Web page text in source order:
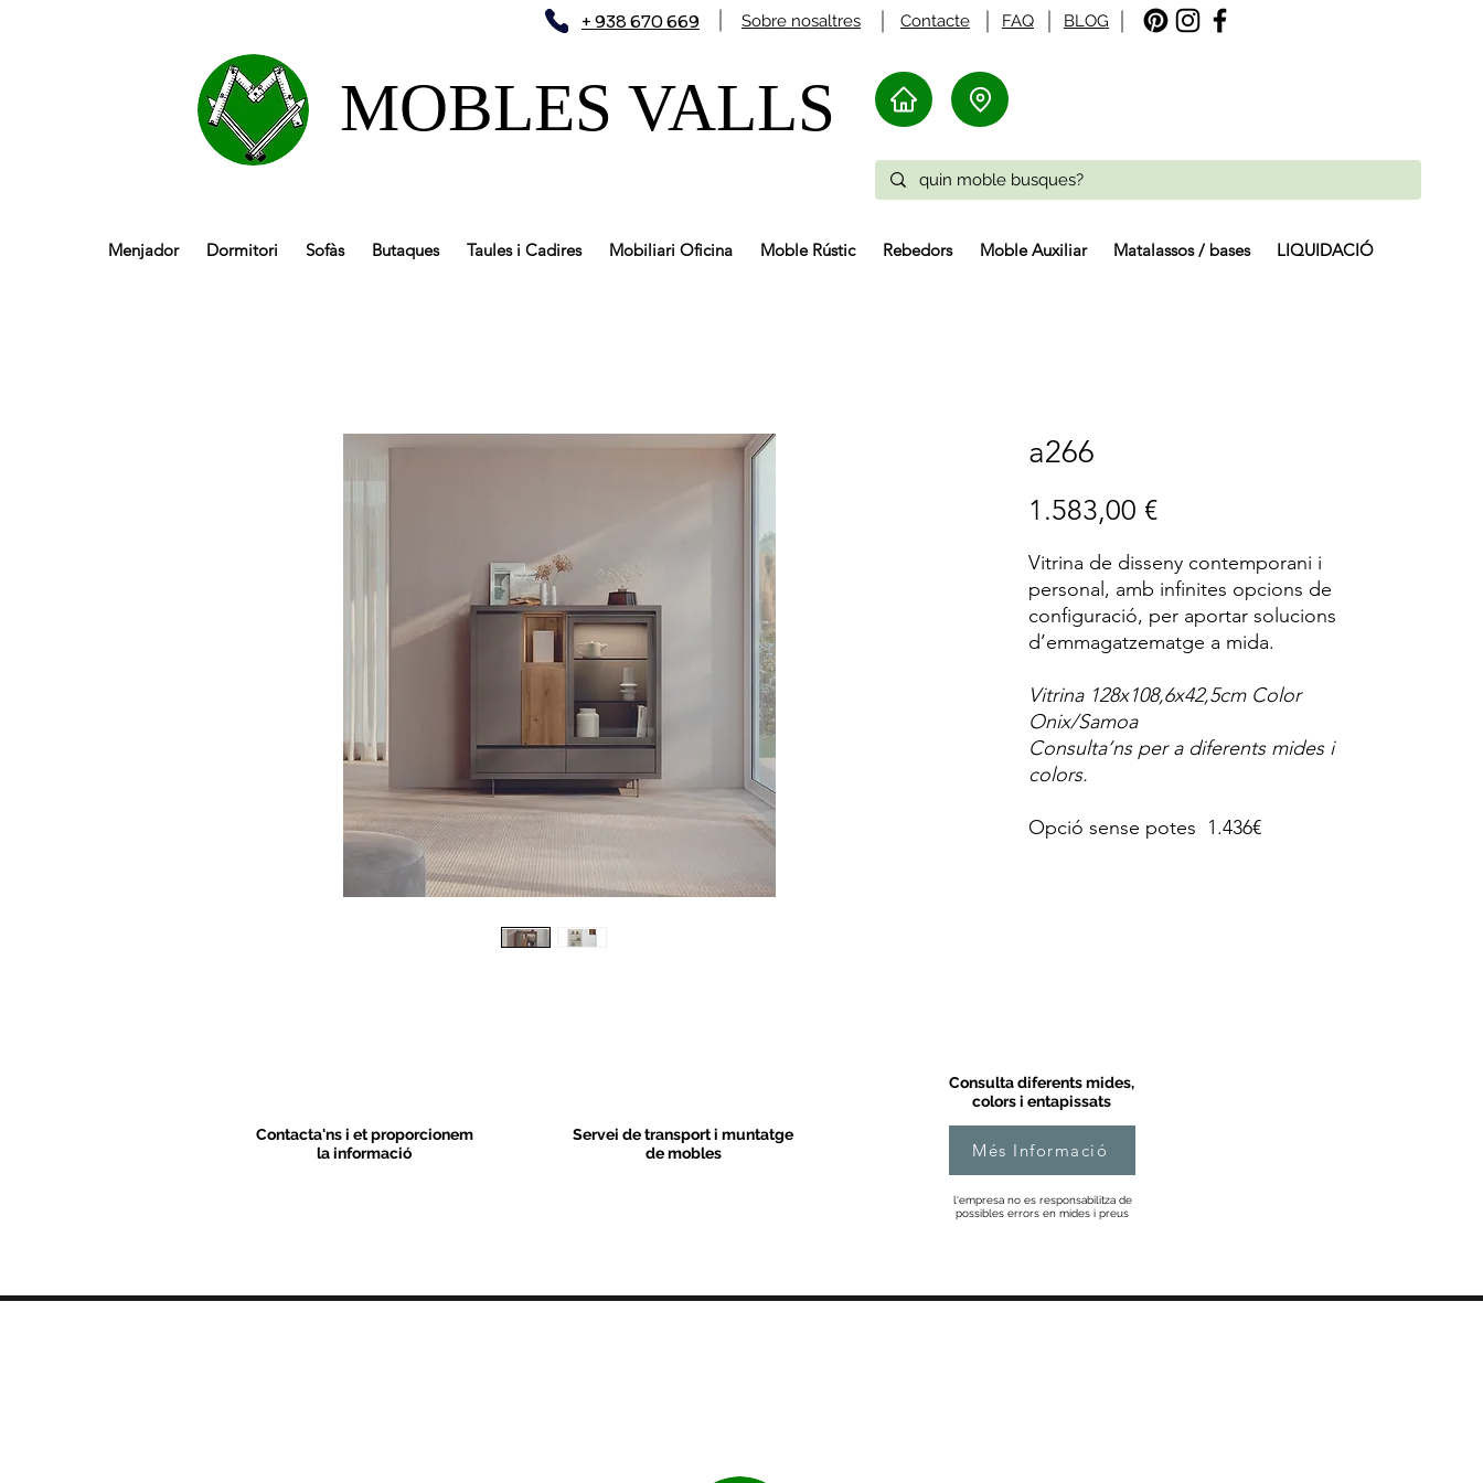
Sobre nosaltres FAQ
+ 938 670 669 Contacte BLOG
MOBLES VALLS
Menjador Dormitori Sofàs Butaques Taules i Cadires Mobiliari Oficina Moble Rústic Rebedors Moble Auxiliar Matalassos / bases LIQUIDACIÓ
a266
1.583,00 €Price
Vitrina de disseny contemporani i
personal, amb infinites opcions de
configuració, per aportar solucions
d’emmagatzematge a mida.
Vitrina 128x108,6x42,5cm Color
Onix/Samoa
Consulta’ns per a diferents mides i
colors.
Opció sense potes 1.436€
Consulta diferents mides,
colors i entapissats
Contacta'ns i et proporcionem
la informació
Servei de transport i muntatge
de mobles
Més Informació
l'empresa no es responsabilitza de
possibles errors en mides i preus